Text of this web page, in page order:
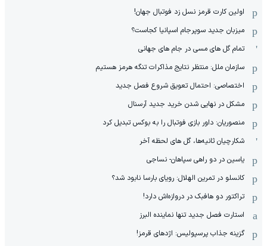
اولین کارت قرمز نسل زد فوتبال جهان!
میزبان جدید سوپرجام اسپانیا کجاست؟
تمام گل های مسی در جام های جهانی
سازمان ملل: منتظر نتایج مذاکرات تنگه هرمز هستیم
اختصاصی: احتمال تعویق شروع فصل جدید
مشکل در نهایی شدن خرید جدید آرسنال
منصوریان: داور بازی فوتبال را به بوکس تبدیل کرد
شکارچیان ثانیه‌ها، گل های لحظه آخر
یاسین در دو راهی سپاهان- نساجی
کانسلو در تمرین الهلال: رویای بارسا نابود شد؟
تراکتور دو هافبک در دروازه‌اش دارد!
استارت فصل جدید تنها نماینده البرز
گزینه جذاب پرسپولیس: اژدهای قرمز!